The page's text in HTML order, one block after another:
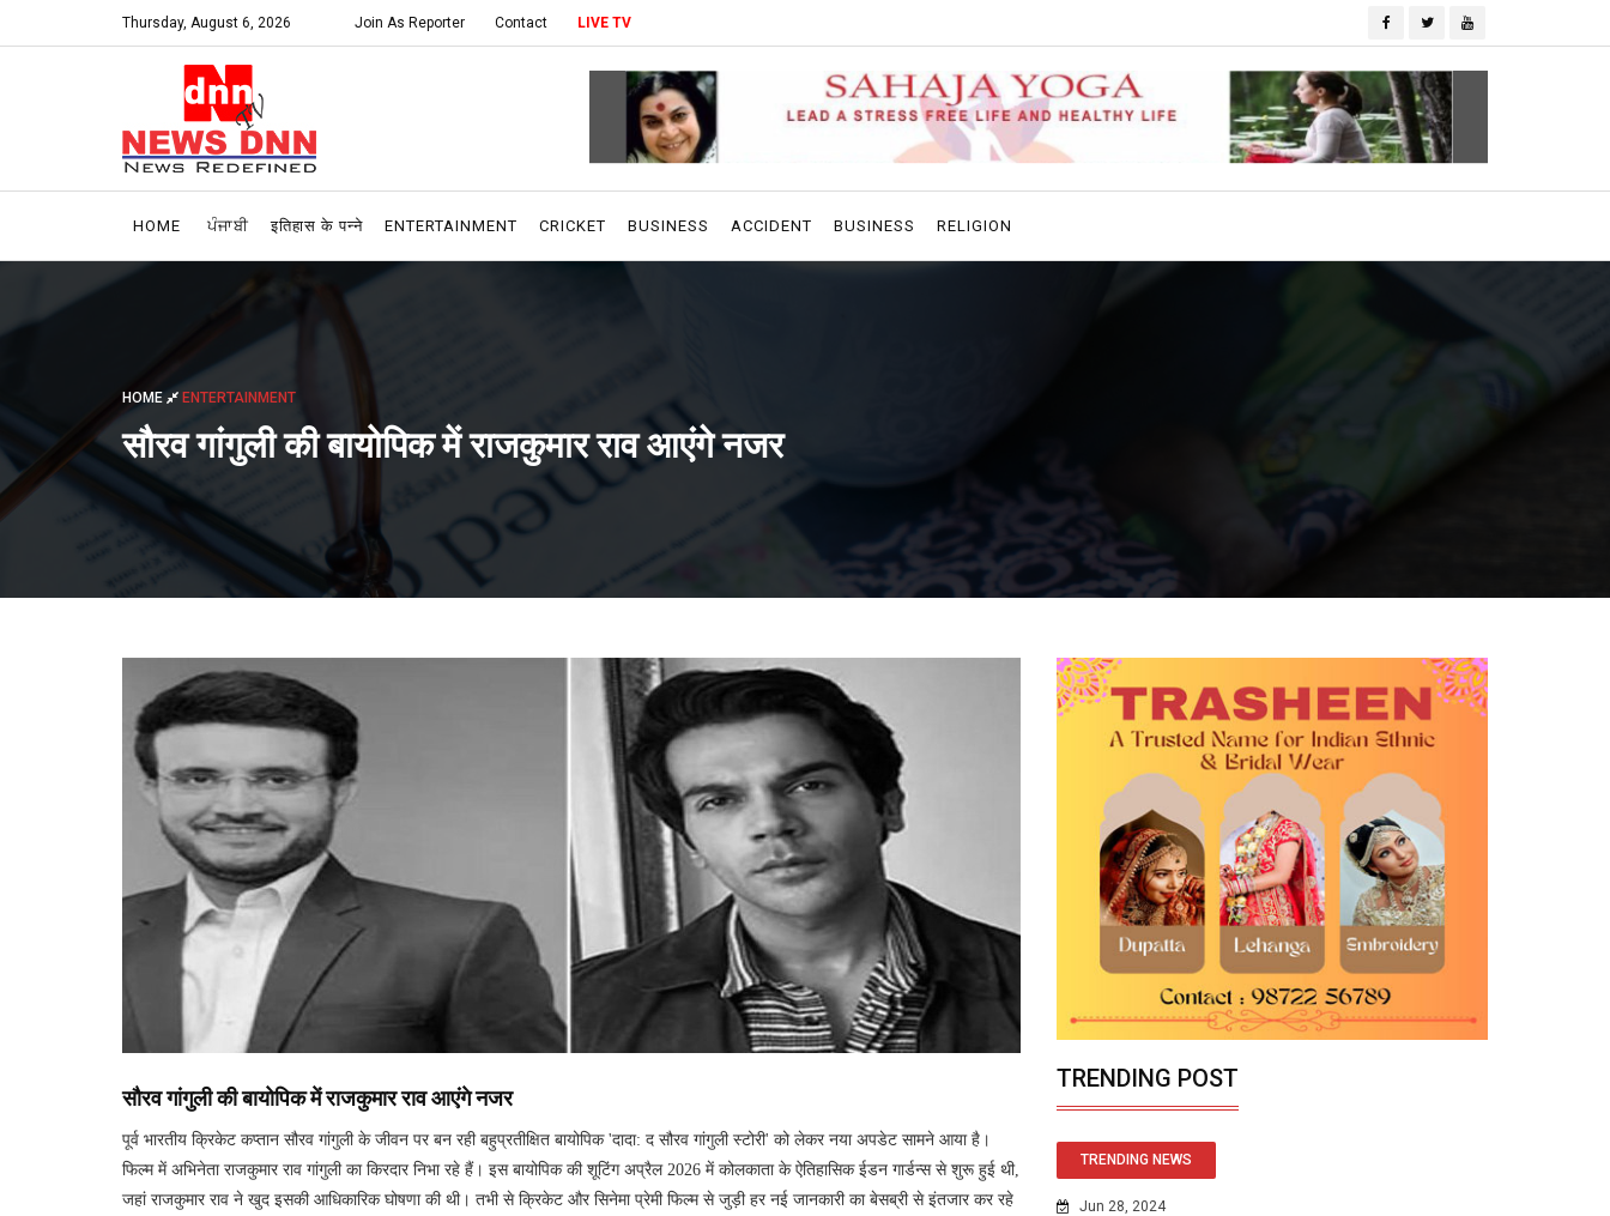
Thursday, August 6, 2026 Join As Reporter Contact LIVE TV
HOME ਪੰਜਾਬੀ इतिहास के पन्ने ENTERTAINMENT CRICKET BUSINESS ACCIDENT BUSINESS RELIGION
HOME ENTERTAINMENT
सौरव गांगुली की बायोपिक में राजकुमार राव आएंगे नजर
सौरव गांगुली की बायोपिक में राजकुमार राव आएंगे नजर
पूर्व भारतीय क्रिकेट कप्तान सौरव गांगुली के जीवन पर बन रही बहुप्रतीक्षित बायोपिक 'दादा: द सौरव गांगुली स्टोरी' को लेकर नया अपडेट सामने आया है।
फिल्म में अभिनेता राजकुमार राव गांगुली का किरदार निभा रहे हैं। इस बायोपिक की शूटिंग अप्रैल 2026 में कोलकाता के ऐतिहासिक ईडन गार्डन्स से शुरू हुई थी,
जहां राजकुमार राव ने खुद इसकी आधिकारिक घोषणा की थी। तभी से क्रिकेट और सिनेमा प्रेमी फिल्म से जुड़ी हर नई जानकारी का बेसब्री से इंतजार कर रहे
TRENDING POST
TRENDING NEWS
Jun 28, 2024